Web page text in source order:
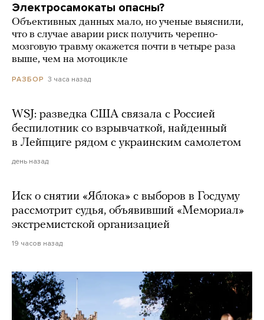
Электросамокаты опасны?
Объективных данных мало, но ученые выяснили,
что в случае аварии риск получить черепно-
мозговую травму окажется почти в четыре раза
выше, чем на мотоцикле
РАЗБОР 3 часа назад
WSJ: разведка США связала с Россией
беспилотник со взрывчаткой, найденный
в Лейпциге рядом с украинским самолетом
день назад
Иск о снятии «Яблока» с выборов в Госдуму
рассмотрит судья, объявивший «Мемориал»
экстремистской организацией
19 часов назад